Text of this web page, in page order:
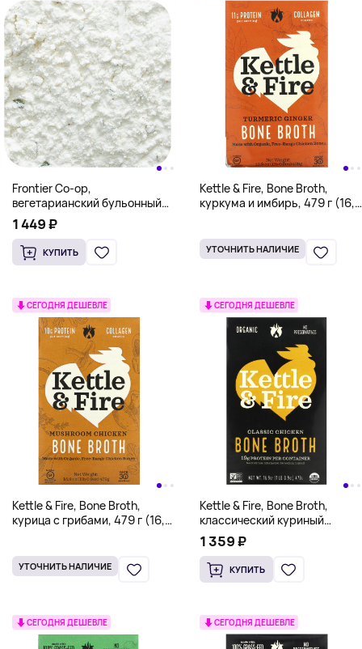
Frontier Co-op,
вегетарианский бульонный
порошок, без курицы, 453 г
(16 унций)
1 449 ₽
КУПИТЬ
Kettle & Fire, Bone Broth,
куркума и имбирь, 479 г (16,9
УТОЧНИТЬ НАЛИЧИЕ
СЕГОДНЯ ДЕШЕВЛЕ
Kettle & Fire, Bone Broth,
курица с грибами, 479 г (16,9
УТОЧНИТЬ НАЛИЧИЕ
СЕГОДНЯ ДЕШЕВЛЕ
Kettle & Fire, Bone Broth,
классический куриный
бульон, 479 г (16,9 унции)
1 359 ₽
КУПИТЬ
СЕГОДНЯ ДЕШЕВЛЕ СЕГОДНЯ ДЕШЕВЛЕ